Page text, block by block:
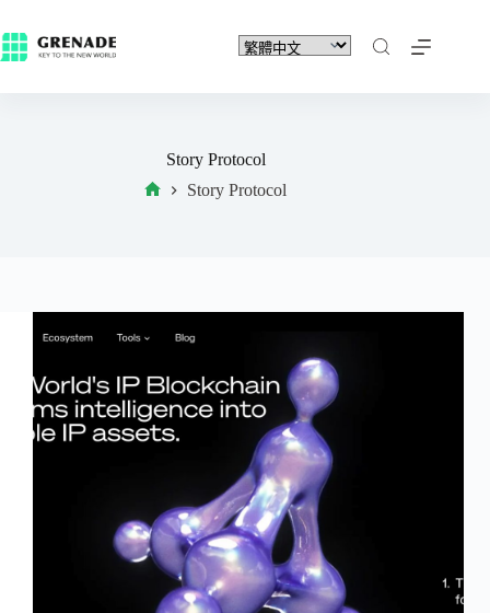
Story Protocol
Story Protocol